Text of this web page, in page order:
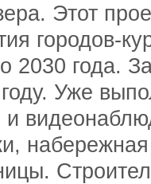
Этот
городов-
2030 года.
Уже